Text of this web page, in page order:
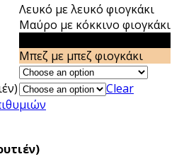
Λευκό με λευκό φιογκάκι
Μαύρο με κόκκινο φιογκάκι
Μπεζ με μπεζ φιογκάκι
Clear